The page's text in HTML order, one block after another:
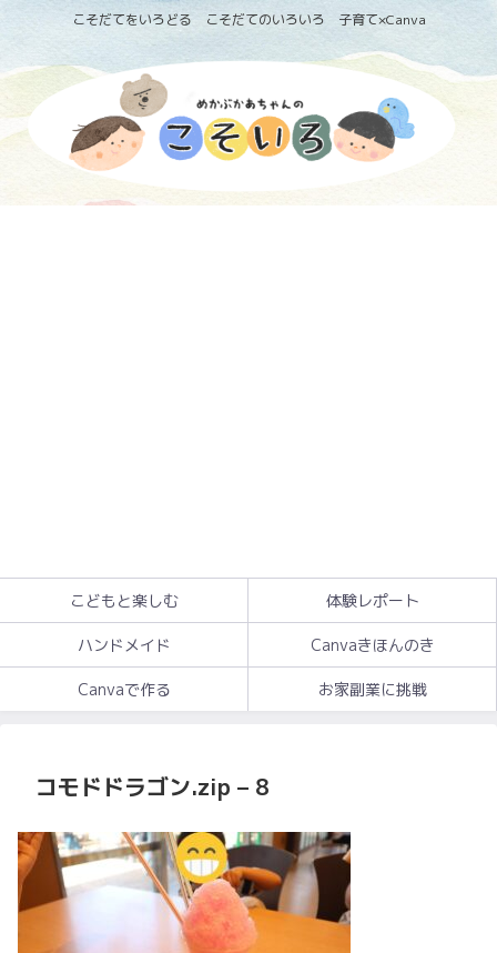
こそだてをいろどる こそだてのいろいろ 子育て×Canva
こどもと楽しむ 体験レポート
ハンドメイド Canvaきほんのき
Canvaで作る お家副業に挑戦
コモドドラゴン.zip – 8